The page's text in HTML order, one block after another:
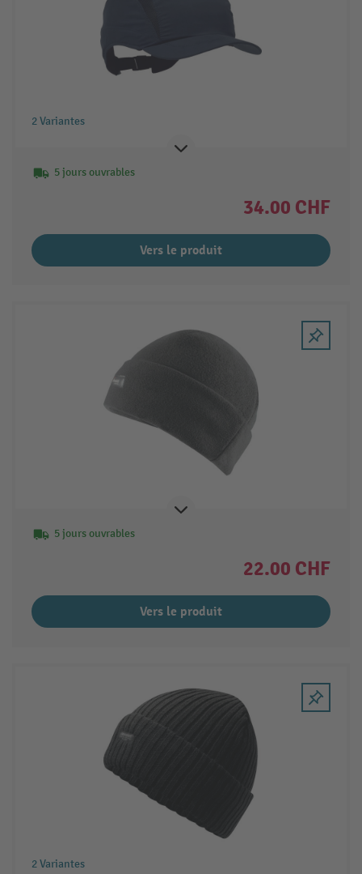
2 Variantes
5 jours ouvrables
34.00 CHF
Vers le produit
5 jours ouvrables
22.00 CHF
Vers le produit
2 Variantes